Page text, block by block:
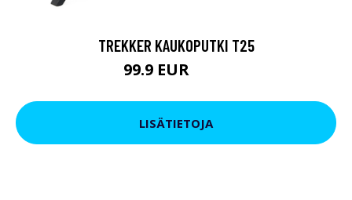
TREKKER KAUKOPUTKI T25
99.9 EUR
LISÄTIETOJA